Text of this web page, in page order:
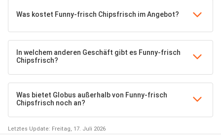
Was kostet Funny-frisch Chipsfrisch im Angebot?
In welchem anderen Geschäft gibt es Funny-frisch
Chipsfrisch?
Was bietet Globus außerhalb von Funny-frisch
Chipsfrisch noch an?
Letztes Update: Freitag, 17. Juli 2026